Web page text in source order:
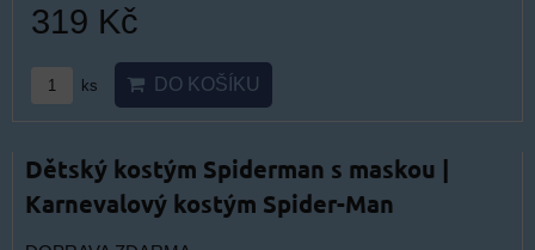
319 Kč
ks DO KOŠÍKU
Dětský kostým Spiderman s maskou |
Karnevalový kostým Spider-Man